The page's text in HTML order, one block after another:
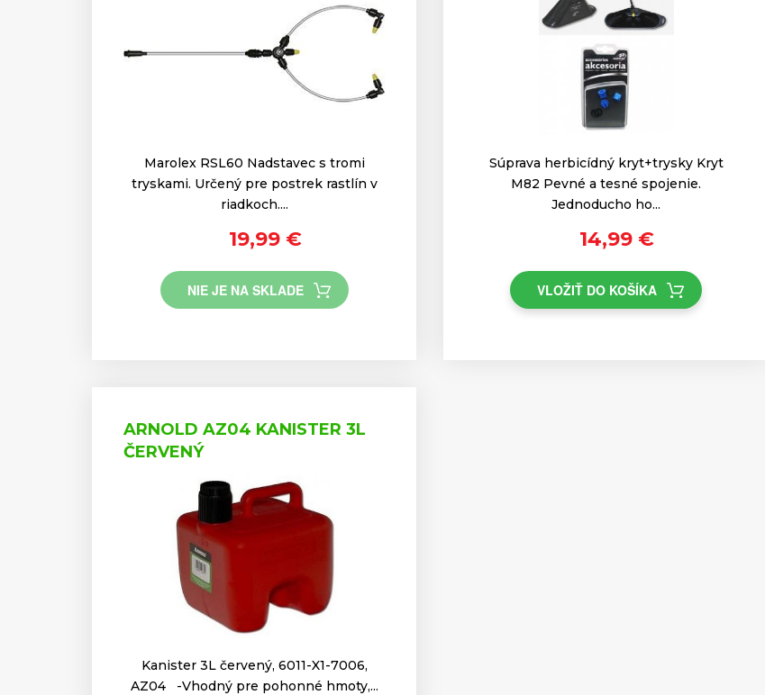
Marolex RSL60 Nadstavec s tromi
tryskami. Určený pre postrek rastlín v
riadkoch....
19,99 €
NIE JE NA SKLADE
Súprava herbicídný kryt+trysky Kryt
M82 Pevné a tesné spojenie.
Jednoducho ho...
14,99 €
VLOŽIŤ DO KOŠÍKA
ARNOLD AZ04 KANISTER 3L
ČERVENÝ
Kanister 3L červený, 6011-X1-7006,
AZ04 -Vhodný pre pohonné hmoty,...